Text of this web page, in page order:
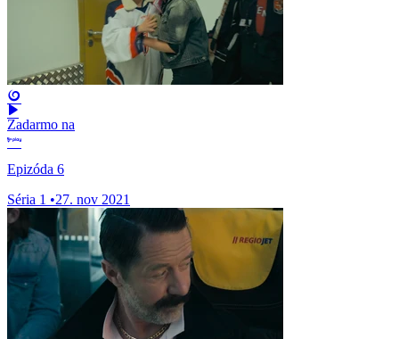
Zadarmo na
Epizóda 6
Séria 1 •27. nov 2021